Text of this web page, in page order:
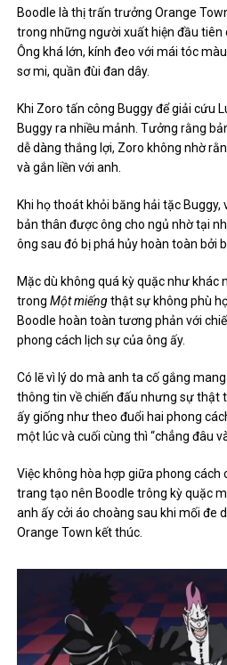
Boodle là thị trấn trưởng Orange
trong những người xuất hiện đầu
Ông khá lớn, kính đeo với mái tóc
sơ mi, quần đùi đan dây.
Khi Zoro tấn công Buggy để giải cứu
Buggy ra nhiều mảnh. Tưởng rằng
dễ dàng thắng lợi, Zoro không nhờ
và gắn liền với anh.
Khi họ thoát khỏi băng hải tặc Buggy,
bản thân được ông cho ngủ nhờ tại
ông sau đó bị phá hủy hoàn toàn bởi
Mặc dù không quá kỳ quặc như khác
trongMột miếngthật sự không phù
Boodle hoàn toàn tương phản với
phong cách lịch sự của ông ấy.
Có lẽ vì lý do mà anh ta cố gắng
thông tin về chiến đấu nhưng sự thật
ấy giống như theo đuổi hai phong
một lúc và cuối cùng thì “chẳng đâu
Việc không hòa hợp giữa phong cách
trang tạo nên Boodle trông kỳ quặc
anh ấy cởi áo choàng sau khi mối đe
Orange Town kết thúc.